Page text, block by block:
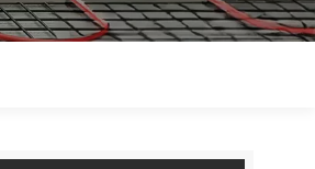
Polski